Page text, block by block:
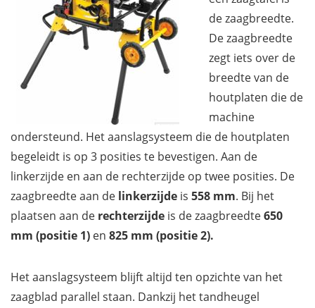
de zaagbreedte.
De zaagbreedte
zegt iets over de
breedte van de
houtplaten die de
machine
ondersteund. Het aanslagsysteem die de houtplaten
begeleidt is op 3 posities te bevestigen. Aan de
linkerzijde en aan de rechterzijde op twee posities. De
zaagbreedte aan de linkerzijde is 558 mm. Bij het
plaatsen aan de rechterzijde is de zaagbreedte650
mm (positie 1) en 825 mm (positie 2).
Het aanslagsysteem blijft altijd ten opzichte van het
zaagblad parallel staan. Dankzij het tandheugel